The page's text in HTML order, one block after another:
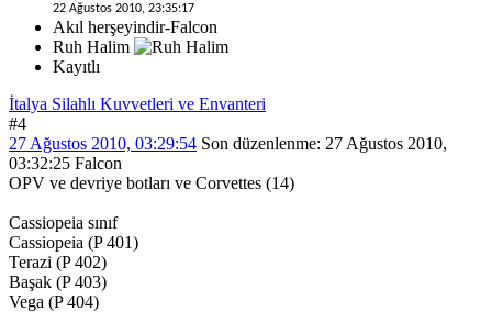
22 Ağustos 2010, 23:35:17
Akıl herşeyindir-Falcon
Ruh Halim
Kayıtlı
İtalya Silahlı Kuvvetleri ve Envanteri
#4
27 Ağustos 2010, 03:29:54 Son düzenlenme: 27 Ağustos 2010,
03:32:25 Falcon
OPV ve devriye botları ve Corvettes (14)
Cassiopeia sınıf
Cassiopeia (P 401)
Terazi (P 402)
Başak (P 403)
Vega (P 404)